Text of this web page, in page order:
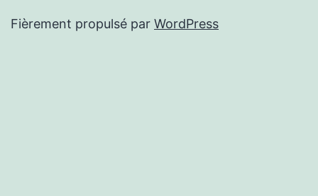
Fièrement propulsé par WordPress